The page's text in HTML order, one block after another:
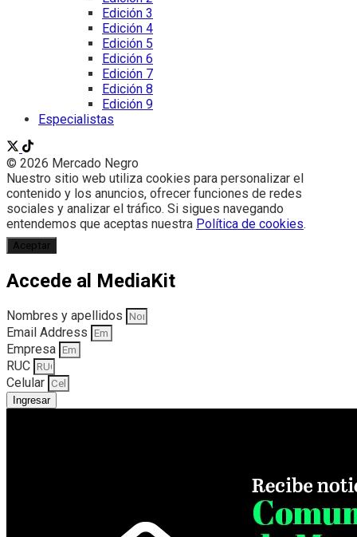
Edición 3
Edición 4
Edición 5
Edición 6
Edición 7
Edición 8
Edición 9
Especialistas
© 2026 Mercado Negro
Nuestro sitio web utiliza cookies para personalizar el
contenido y los anuncios, ofrecer funciones de redes
sociales y analizar el tráfico. Si sigues navegando
entendemos que aceptas nuestra Política de cookies.
Aceptar
Accede al MediaKit
Nombres y apellidos
Email Address
Empresa
RUC
Celular
Ingresar